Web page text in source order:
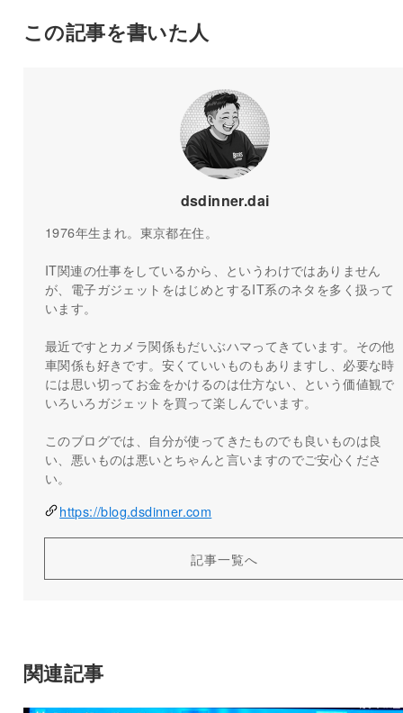
この記事を書いた人
dsdinner.dai
1976年生まれ。東京都在住。
IT関連の仕事をしているから、というわけではありません
が、電子ガジェットをはじめとするIT系のネタを多く扱って
います。
最近ですとカメラ関係もだいぶハマってきています。その他
車関係も好きです。安くていいものもありますし、必要な時
には思い切ってお金をかけるのは仕方ない、という価値観で
いろいろガジェットを買って楽しんでいます。
このブログでは、自分が使ってきたものでも良いものは良
い、悪いものは悪いとちゃんと言いますのでご安心くださ
い。
https://blog.dsdinner.com
記事一覧へ
関連記事